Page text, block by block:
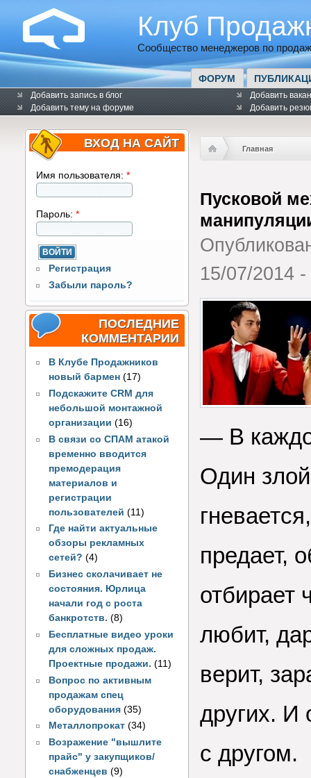
Клуб
Сообщество менеджеров по
ФОРУМ
Добавить запись в блог
Добавить тему на форуме
Добавить
Добавить
ВХОД НА САЙТ
Имя пользователя: *
Пароль: *
Регистрация
Забыли пароль?
ПОСЛЕДНИЕ
КОММЕНТАРИИ
В Клубе Продажников
новый бармен (17)
Подскажите CRM для
небольшой монтажной
организации (16)
В связи со СПАМ атакой
временно вводится
премодерация
материалов и
регистрации
пользователей(11)
Где найти актуальные
обзоры рекламных
сетей? (4)
Бизнес сколачивает не
состояния. Юрлица
начали год с роста
банкротств. (8)
Бесплатные видео уроки
для сложных продаж.
Проектные продажи. (11)
Вопрос по активным
продажам спец
оборудования (35)
Металлопрокат (34)
Возражение "вышлите
прайс" у закупщиков/
снабженцев (9)
Главная
Пусковой
15/07/2014
— В
Один
предает,
отбирает
любит,
верит,
других. И
с другом.